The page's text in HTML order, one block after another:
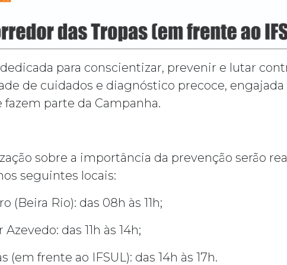
dedicada para conscientizar, prevenir e lutar
de cuidados e diagnóstico precoce, engajada
parte da Campanha.
sobre a importância da prevenção serão
seguintes locais:
(Beira Rio): das 08h às 11h;
das 11h às 14h;
(em frente ao IFSUL): das 14h às 17h.